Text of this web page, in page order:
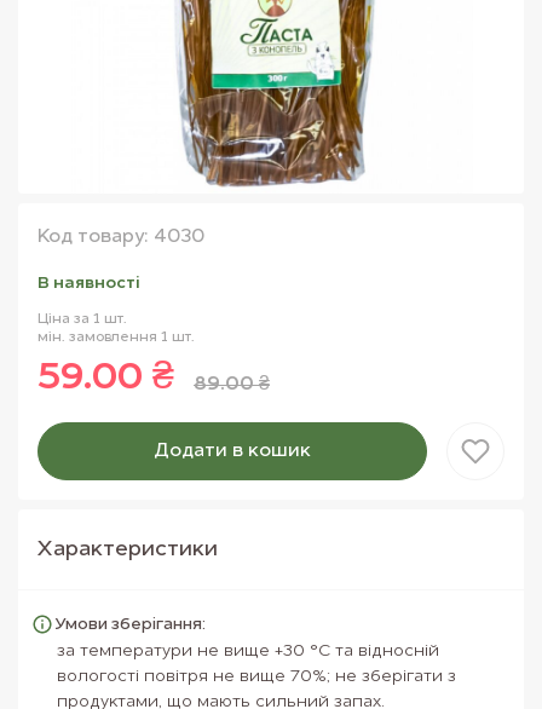
Код товару: 4030
В наявностi
Ціна за 1 шт.
мін. замовлення 1 шт.
89.00 ₴
59.00 ₴
Додати в кошик
Товар доданий в кошик
Характеристики
Умови зберігання:
за температури не вище +30 °С та відносній
вологості повітря не вище 70%; не зберігати з
продуктами, що мають сильний запах.